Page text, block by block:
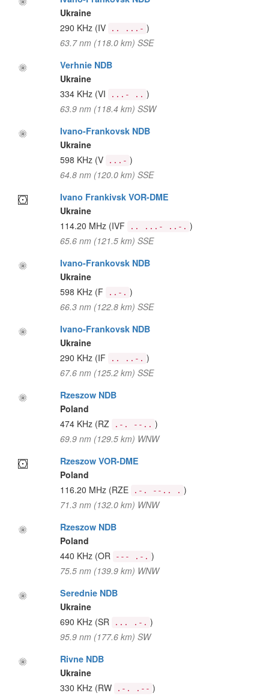
Ukraine
290 KHz (IV .. ...- )
63.7 nm (118.0 km) SSE
Verhnie NDB
Ukraine
334 KHz (VI ...- .. )
63.9 nm (118.4 km) SSW
Ivano-Frankovsk NDB
Ukraine
598 KHz (V ...- )
64.8 nm (120.0 km) SSE
Ivano Frankivsk VOR-DME
Ukraine
114.20 MHz (IVF .. ...- ..-. )
65.6 nm (121.5 km) SSE
Ivano-Frankovsk NDB
Ukraine
598 KHz (F ..-. )
66.3 nm (122.8 km) SSE
Ivano-Frankovsk NDB
Ukraine
290 KHz (IF .. ..-. )
67.6 nm (125.2 km) SSE
Rzeszow NDB
Poland
474 KHz (RZ .-. --.. )
69.9 nm (129.5 km) WNW
Rzeszow VOR-DME
Poland
116.20 MHz (RZE .-. --.. . )
71.3 nm (132.0 km) WNW
Rzeszow NDB
Poland
440 KHz (OR --- .-. )
75.5 nm (139.9 km) WNW
Serednie NDB
Ukraine
690 KHz (SR ... .-. )
95.9 nm (177.6 km) SW
Rivne NDB
Ukraine
330 KHz (RW .-. .-- )